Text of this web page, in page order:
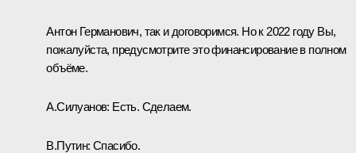
Антон Германович, так и договоримся. Но к 2022 году Вы,
пожалуйста, предусмотрите это финансирование в полном
объёме.
А.Силуанов: Есть. Сделаем.
В.Путин: Спасибо.